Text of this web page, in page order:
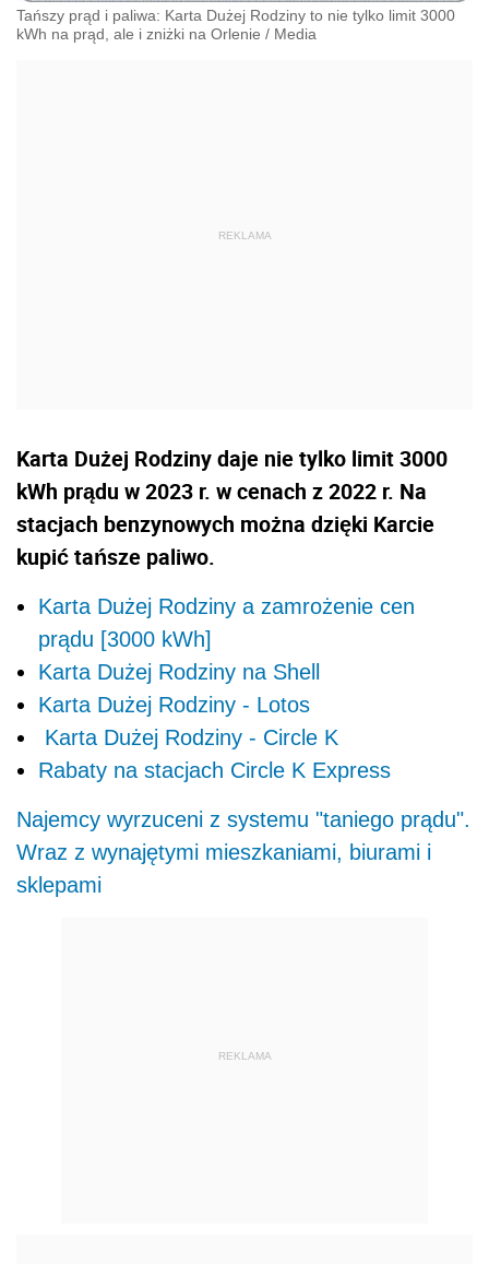
Tańszy prąd i paliwa: Karta Dużej Rodziny to nie tylko limit 3000
kWh na prąd, ale i zniżki na Orlenie / Media
Karta Dużej Rodziny daje nie tylko limit 3000
kWh prądu w 2023 r. w cenach z 2022 r. Na
stacjach benzynowych można dzięki Karcie
kupić tańsze paliwo.
Karta Dużej Rodziny a zamrożenie cen
prądu [3000 kWh]
Karta Dużej Rodziny na Shell
Karta Dużej Rodziny - Lotos
Karta Dużej Rodziny - Circle K
Rabaty na stacjach Circle K Express
Najemcy wyrzuceni z systemu "taniego prądu".
Wraz z wynajętymi mieszkaniami, biurami i
sklepami
REKLAMA